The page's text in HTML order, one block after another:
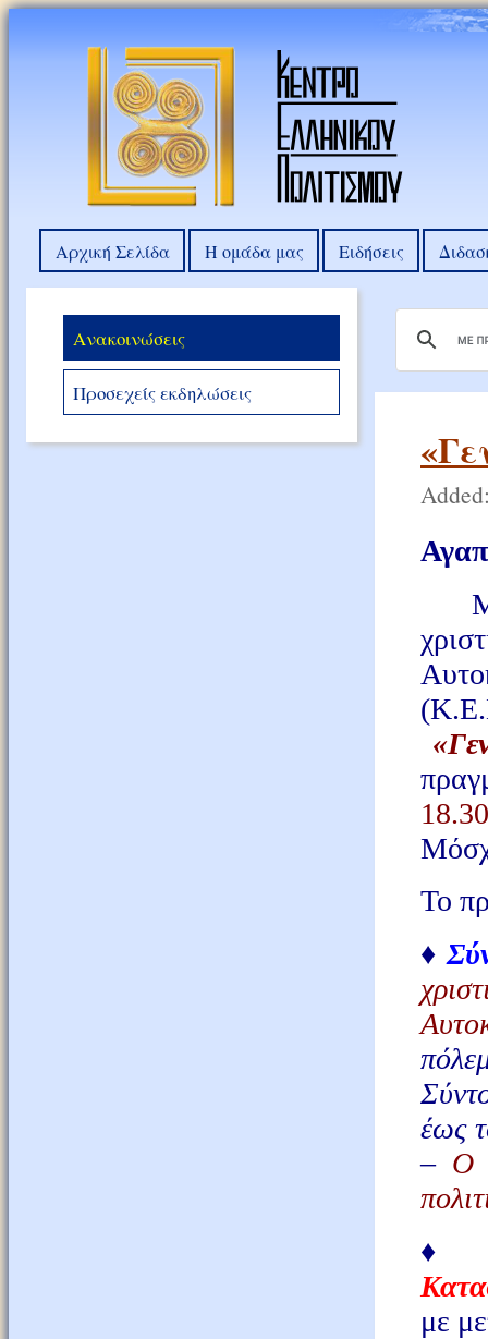
Αρχική Σελίδα Η ομάδα μας Ειδήσεις
Ανακοινώσεις
Προσεχείς εκδηλώσεις
Με
Το
♦
έως
– Ο
με